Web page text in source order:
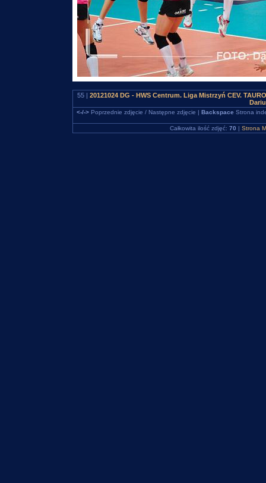
55 | 20121024 DG - HWS Centrum. Liga Mistrzyń CEV.
<-/->Poprzednie zdjęcie / Następne zdjęcie | Backspace Strona
Całkowita ilość zdjęć: 70 | Strona